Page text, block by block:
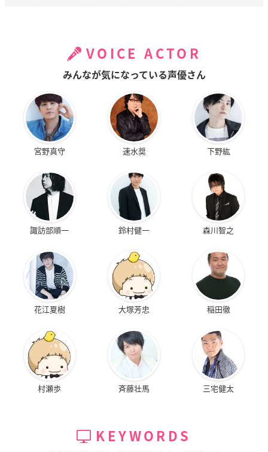
VOICE ACTOR
みんなが気になっている声優さん
宮野真守 速水奨 下野紘
諏訪部順一 鈴村健一 森川智之
花江夏樹 大塚芳忠 稲田徹
村瀬歩 斉藤壮馬 三宅健太
KEYWORDS